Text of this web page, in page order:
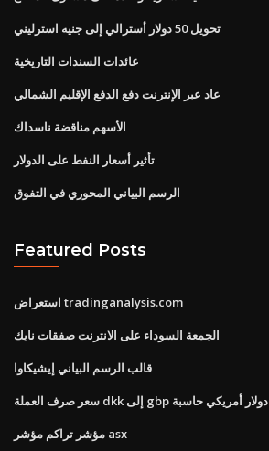
تحويل 50 دولار أسترالي إلى جنيه استرليني
عائدات السندات التاريخية
عاد عبر الإنترنت دفع الدفع الإقليم الشمالي
الأسهم مناقضة ناسداك
تأثير أسعار النفط على الدولار
الرسم البياني المحوري في التفوق
Featured Posts
استعراض tradinganalysis.com
الجمعة السوداء على الانترنت صفقات نايك
قالب الرسم البياني إيشيكاوا
سعر صرف العملة dkk إلى gbp دولار أمريكي حاسبة
مؤشر تراكم مؤشر asx